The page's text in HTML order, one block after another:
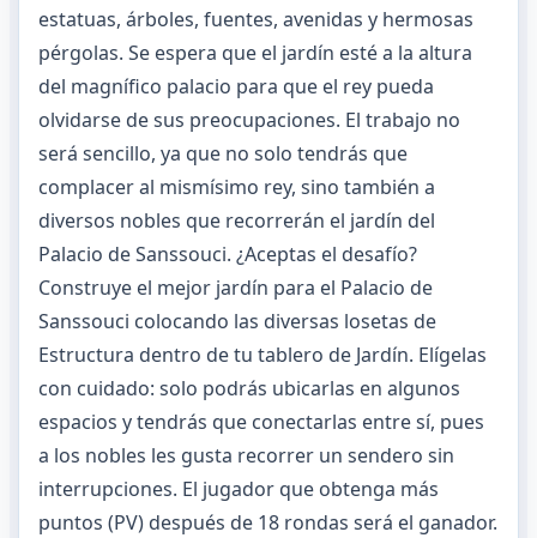
estatuas, árboles, fuentes, avenidas y hermosas
pérgolas. Se espera que el jardín esté a la altura
del magnífico palacio para que el rey pueda
olvidarse de sus preocupaciones. El trabajo no
será sencillo, ya que no solo tendrás que
complacer al mismísimo rey, sino también a
diversos nobles que recorrerán el jardín del
Palacio de Sanssouci. ¿Aceptas el desafío?
Construye el mejor jardín para el Palacio de
Sanssouci colocando las diversas losetas de
Estructura dentro de tu tablero de Jardín. Elígelas
con cuidado: solo podrás ubicarlas en algunos
espacios y tendrás que conectarlas entre sí, pues
a los nobles les gusta recorrer un sendero sin
interrupciones. El jugador que obtenga más
puntos (PV) después de 18 rondas será el ganador.